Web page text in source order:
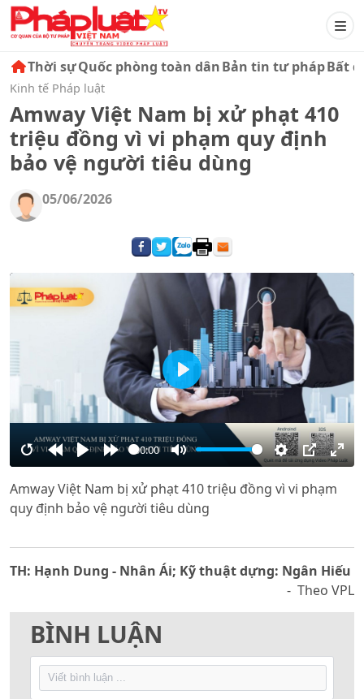
Thời sựQuốc phòng toàn dânBản tin tư phápBất
Kinh tế Pháp luật
Amway Việt Nam bị xử phạt 410
triệu đồng vì vi phạm quy định
bảo vệ người tiêu dùng
05/06/2026
RestartRewind
10s
PlayForward
10s
00:00
Mute Settings
PIP
Play
Amway Việt Nam bị xử phạt 410 triệu đồng vì vi phạm
quy định bảo vệ người tiêu dùng
TH: Hạnh Dung - Nhân Ái; Kỹ thuật dựng: Ngân Hiếu
- Theo VPL
BÌNH LUẬN